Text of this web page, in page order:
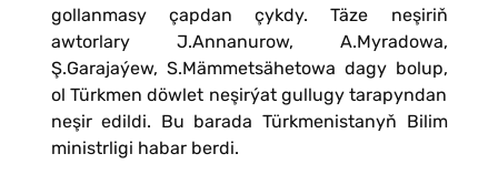
gollanmasy çapdan çykdy. Täze neşiriň
awtorlary J.Annanurow, A.Myradowa,
Ş.Garajaýew, S.Mämmetsähetowa dagy bolup,
ol Türkmen döwlet neşirýat gullugy tarapyndan
neşir edildi. Bu barada Türkmenistanyň Bilim
ministrligi habar berdi.